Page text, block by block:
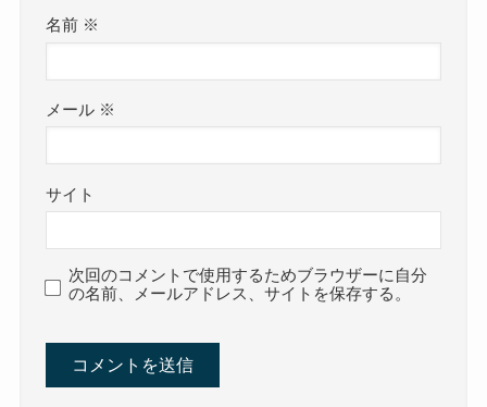
名前 ※
メール ※
サイト
次回のコメントで使用するためブラウザーに自分
の名前、メールアドレス、サイトを保存する。